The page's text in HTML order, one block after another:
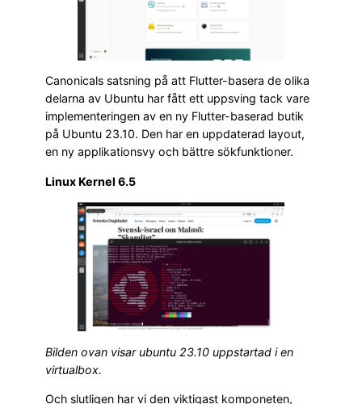
Canonicals satsning på att Flutter-basera de olika
delarna av Ubuntu har fått ett uppsving tack vare
implementeringen av en ny Flutter-baserad butik
på Ubuntu 23.10. Den har en uppdaterad layout,
en ny applikationsvy och bättre sökfunktioner.
Linux Kernel 6.5
Bilden ovan visar ubuntu 23.10 uppstartad i en
virtualbox.
Och slutligen har vi den viktigast komponeten,